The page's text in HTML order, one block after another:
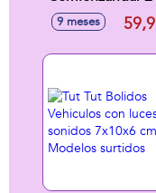
1 rosa con
plegables,
9 meses